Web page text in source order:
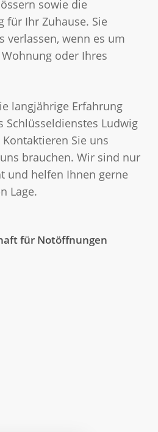
sowie die
für Ihr Zuhause. Sie
verlassen, wenn es um
oder Ihres
langjährige Erfahrung
Schlüsseldienstes Ludwig
Sie uns
brauchen. Wir sind nur
und helfen Ihnen gerne
Lage.
für Notöffnungen